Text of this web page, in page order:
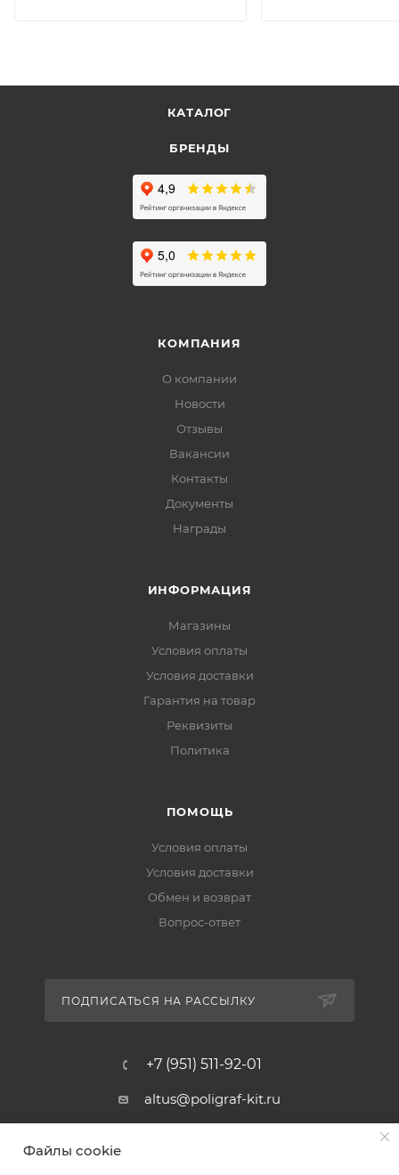
КАТАЛОГ
БРЕНДЫ
КОМПАНИЯ
О компании
Новости
Отзывы
Вакансии
Контакты
Документы
Награды
ИНФОРМАЦИЯ
Магазины
Условия оплаты
Условия доставки
Гарантия на товар
Реквизиты
Политика
ПОМОЩЬ
Условия оплаты
Условия доставки
Обмен и возврат
Вопрос-ответ
ПОДПИСАТЬСЯ НА РАССЫЛКУ
+7 (951) 511-92-01
altus@poligraf-kit.ru
Ростовская обл, Аксайский р-н,
Файлы cookie